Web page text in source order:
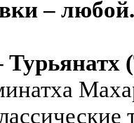
– любой.